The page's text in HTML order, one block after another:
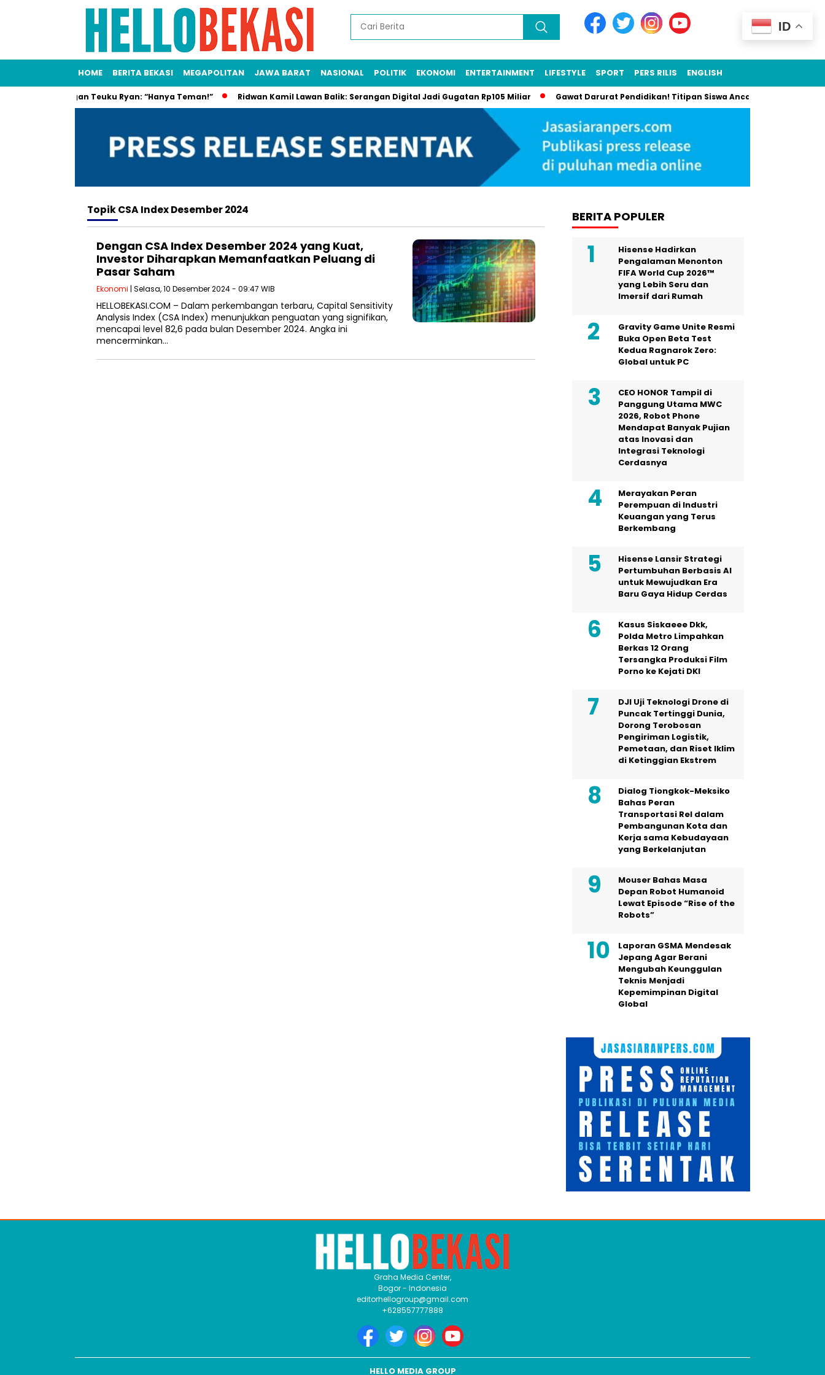
HOME BERITA BEKASI MEGAPOLITAN JAWA BARAT NASIONAL POLITIK EKONOMI ENTERTAINMENT LIFESTYLE SPORT PERS RILIS ENGLISH
dengan Teuku Ryan: “Hanya Teman!” Ridwan Kamil Lawan Balik: Serangan Digital Jadi Gugatan Rp105 Miliar Gawat Darurat Pendidikan! Titipan Siswa Ancaman Nyata SPMB
TopikCSA Index Desember 2024
Dengan CSA Index Desember 2024 yang Kuat,
Investor Diharapkan Memanfaatkan Peluang di
Pasar Saham
Ekonomi | Selasa, 10 Desember 2024 - 09:47 WIB
HELLOBEKASI.COM – Dalam perkembangan terbaru, Capital Sensitivity
Analysis Index (CSA Index) menunjukkan penguatan yang signifikan,
mencapai level 82,6 pada bulan Desember 2024. Angka ini
mencerminkan…
BERITA POPULER
Hisense Hadirkan
Pengalaman Menonton
FIFA World Cup 2026™
yang Lebih Seru dan
Imersif dari Rumah
Gravity Game Unite Resmi
Buka Open Beta Test
Kedua Ragnarok Zero:
Global untuk PC
CEO HONOR Tampil di
Panggung Utama MWC
2026, Robot Phone
Mendapat Banyak Pujian
atas Inovasi dan
Integrasi Teknologi
Cerdasnya
Merayakan Peran
Perempuan di Industri
Keuangan yang Terus
Berkembang
Hisense Lansir Strategi
Pertumbuhan Berbasis AI
untuk Mewujudkan Era
Baru Gaya Hidup Cerdas
Kasus Siskaeee Dkk,
Polda Metro Limpahkan
Berkas 12 Orang
Tersangka Produksi Film
Porno ke Kejati DKI
DJI Uji Teknologi Drone di
Puncak Tertinggi Dunia,
Dorong Terobosan
Pengiriman Logistik,
Pemetaan, dan Riset Iklim
di Ketinggian Ekstrem
Dialog Tiongkok-Meksiko
Bahas Peran
Transportasi Rel dalam
Pembangunan Kota dan
Kerja sama Kebudayaan
yang Berkelanjutan
Mouser Bahas Masa
Depan Robot Humanoid
Lewat Episode “Rise of the
Robots”
Laporan GSMA Mendesak
Jepang Agar Berani
Mengubah Keunggulan
Teknis Menjadi
Kepemimpinan Digital
Global
ID
Graha Media Center,
Bogor - Indonesia
editorhellogroup@gmail.com
+628557777888
HELLO MEDIA GROUP